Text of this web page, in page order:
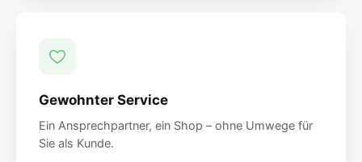
Gewohnter Service
Ein Ansprechpartner, ein Shop – ohne Umwege für
Sie als Kunde.